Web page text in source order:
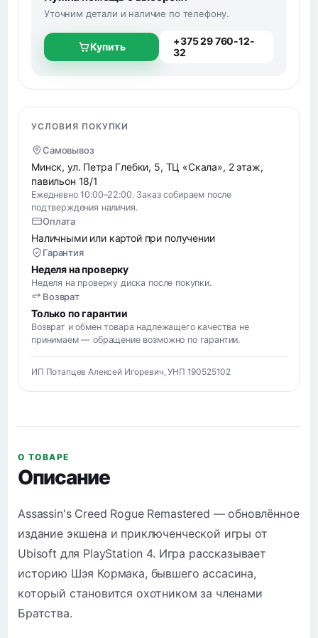
Уточним детали и наличие по телефону.
Купить
+375 29 760-12-
32
УСЛОВИЯ ПОКУПКИ
Самовывоз
Минск, ул. Петра Глебки, 5, ТЦ «Скала», 2 этаж,
павильон 18/1
Ежедневно 10:00–22:00. Заказ собираем после
подтверждения наличия.
Оплата
Наличными или картой при получении
Гарантия
Неделя на проверку
Неделя на проверку диска после покупки.
Возврат
Только по гарантии
Возврат и обмен товара надлежащего качества не
принимаем — обращение возможно по гарантии.
ИП Потапцев Алексей Игоревич, УНП 190525102
О ТОВАРЕ
Описание
Assassin's Creed Rogue Remastered — обновлённое
издание экшена и приключенческой игры от
Ubisoft для PlayStation 4. Игра рассказывает
историю Шэя Кормака, бывшего ассасина,
который становится охотником за членами
Братства.